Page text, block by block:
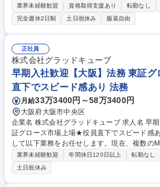
る当社にて、データエンジニアをお任せしま
するお問い合わせが増加しており増員採用となります！ 【業
ンライン、オフライン両方のデータを統合し
ための環境構築、ETL設計・開発、データ抽
oud／AWS／Azure等のクラウドを用いたデー
ableau／DataStudio／Looker 等のBIツールを
ゼーションの設計、構築■機械学習やディー
分析業務 等 募集職種 【データエンジニア】データ可視化のスペシャリス
ト/在宅勤務可/大手取引先多数
業界未経験歓迎 資格取得支援あり 転勤なし
完全週休2日制
土日祝休み 服装自由
正社員
株式会社グラッドキューブ
早期入社歓迎【大阪】法務 東証グ
直下でスピード感あり 法務
月給33万3400円～58万3400円
大阪府大阪市中央区
企業名 株式会社グラッドキューブ 求人名 早期入社歓迎【大阪】法務★東
証グロース市場上場★役員直下でスピード感あり 仕事の内容 法務担
して以下業務をお任せします。現在、複数の
進行しており、将来的には海外展開も視野に入れていま
容】■日常法務（契約書審査、契約書作成依頼
会/株主総会の運営）■内部統制・コンプライ
ンス委員会の運営、各種コンプライアンス研
業界未経験歓迎 年間休日120日以上 転勤なし
土日祝休み